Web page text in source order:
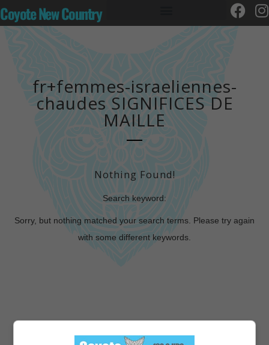
Coyote New Country
fr+femmes-israeliennes-
chaudes SIGNIFICES DE
MAILLE
Nothing Found!
Search keyword:
Sorry, but nothing matched your search terms. Please try again
with some different keywords.